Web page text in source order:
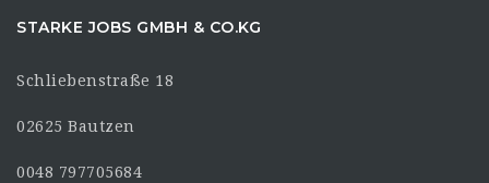
STARKE JOBS GMBH & CO.KG
Schliebenstraße 18
02625 Bautzen
0048 797705684